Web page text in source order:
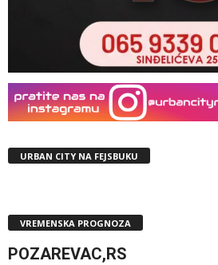
URBAN CITY NA FEJSBUKU
VREMENSKA PROGNOZA
POZAREVAC,RS